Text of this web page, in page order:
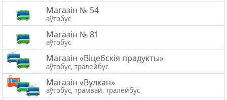
Магазін № 54
аўтобус
Магазін № 81
аўтобус
Магазiн «Вiцебскiя прадукты»
аўтобус, тралейбус
Магазін «Вулкан»
аўтобус, трамвай, тралейбус